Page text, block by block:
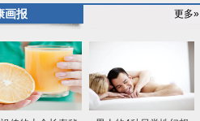
画报 更多»